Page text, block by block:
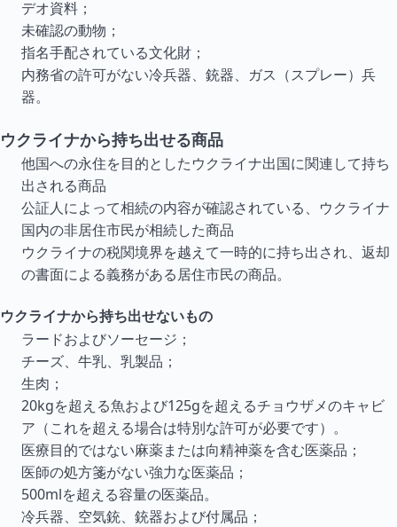
デオ資料；
未確認の動物；
指名手配されている文化財；
内務省の許可がない冷兵器、銃器、ガス（スプレー）兵
器。
ウクライナから持ち出せる商品
他国への永住を目的としたウクライナ出国に関連して持ち
出される商品
公証人によって相続の内容が確認されている、ウクライナ
国内の非居住市民が相続した商品
ウクライナの税関境界を越えて一時的に持ち出され、返却
の書面による義務がある居住市民の商品。
ウクライナから持ち出せないもの
ラードおよびソーセージ；
チーズ、牛乳、乳製品；
生肉；
20kgを超える魚および125gを超えるチョウザメのキャビ
ア（これを超える場合は特別な許可が必要です）。
医療目的ではない麻薬または向精神薬を含む医薬品；
医師の処方箋がない強力な医薬品；
500mlを超える容量の医薬品。
冷兵器、空気銃、銃器および付属品；